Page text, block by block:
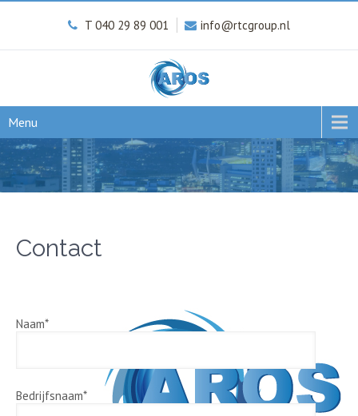
T 040 29 89 001 info@rtcgroup.nl
Menu
Contact
Naam*
Bedrijfsnaam*